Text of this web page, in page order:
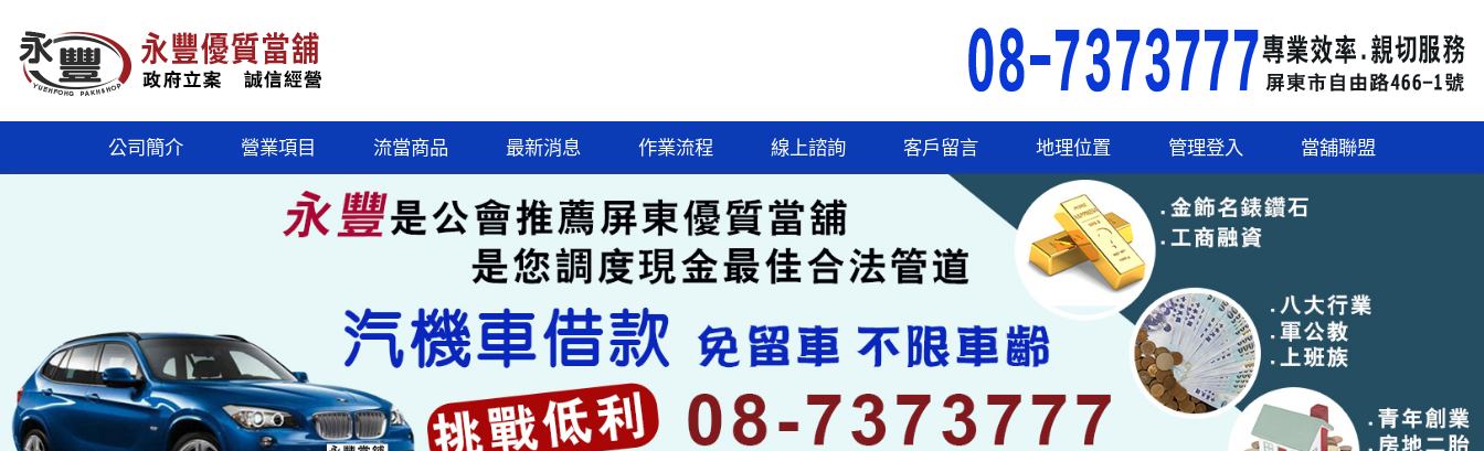
公司簡介 營業項目 流當商品 最新消息 作業流程 線上諮詢 客戶留言 地理位置 管理登入 當舖聯盟